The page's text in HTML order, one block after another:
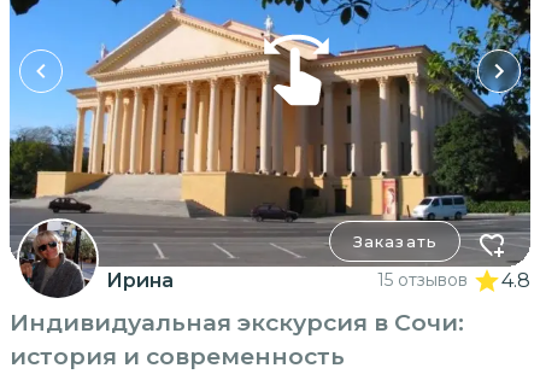
Заказать
Ирина 15 отзывов 4.8
Индивидуальная экскурсия в Сочи:
история и современность